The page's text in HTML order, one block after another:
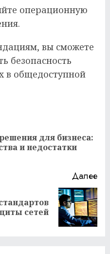
операционную
вы сможете
безопасность
в общедоступной
для бизнеса:
и недостатки
Далее
сетей